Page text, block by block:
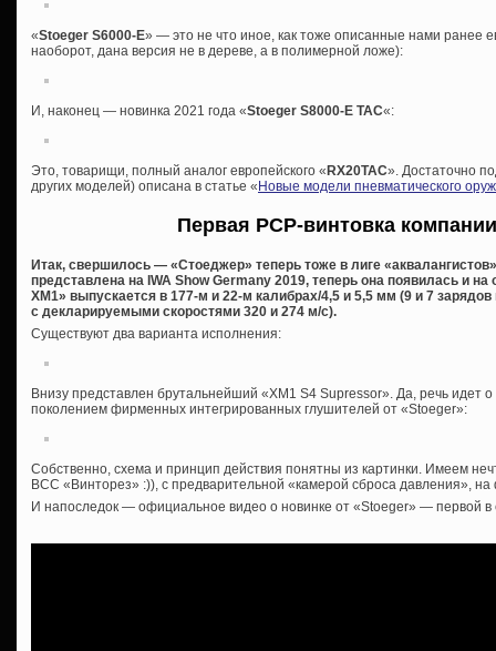
«Stoeger S6000-E» — это не что иное, как тоже описанные нами ранее
наоборот, дана версия не в дереве, а в полимерной ложе):
И, наконец — новинка 2021 года «Stoeger S8000-E TAC«:
Это, товарищи, полный аналог европейского « RX20TAC». Достаточно
других моделей) описана в статье « Новые модели пневматического
Первая PCP-винтовка
Итак, свершилось — «Стоеджер» теперь тоже в лиге
представлена на IWA Show Germany 2019, теперь она появилась и
XM1» выпускается в 177-м и 22-м калибрах/4,5 и 5,5 мм (9 и 7
с декларируемыми скоростями 320 и 274 м/с).
Существуют два варианта исполнения:
Внизу представлен брутальнейший «XM1 S4 Supressor». Да, речь идет
поколением фирменных интегрированных глушителей от «Stoeger»:
Собственно, схема и принцип действия понятны из картинки. Имеем
ВСС «Винторез» :)), с предварительной «камерой сброса давления»,
И напоследок — официальное видео о новинке от «Stoeger» — первой в